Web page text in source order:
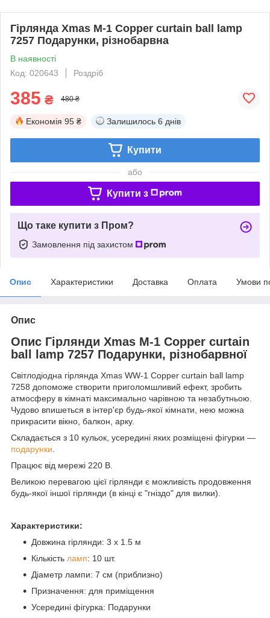
Гірлянда Xmas M-1 Copper curtain ball lamp
7257 Подарунки, різнобарвна
В наявності
Код: 020643
Роздріб
385 ₴ 480 ₴
Економія 95 ₴ Залишилось 6 днів
Купити
або
Купити з
Що таке купити з Пром?
Замовлення під захистом
Опис Характеристики Доставка Оплата Умови
Опис
Опис Гірлянди Xmas M-1 Copper curtain
ball lamp 7257 Подарунки, різнобарвної
Світлодіодна гірлянда Xmas WW-1 Copper curtain ball lamp
7258 допоможе створити приголомшливий ефект, зробить
атмосферу в кімнаті максимально чарівною та незабутньою.
Чудово впишеться в інтер'єр будь-якої кімнати, нею можна
прикрасити вікно, балкон, арку.
Складається з 10 кульок, усередині яких розміщені фігурки —
подарунки.
Працює від мережі 220 В.
Великою перевагою цієї гірлянди є можливість продовження
будь-якої іншої гірлянди (в кінці є "гніздо" для вилки).
Характеристики:
Довжина гірлянди: 3 х 1.5 м
Кількість ламп: 10 шт.
Діаметр лампи: 7 см (приблизно)
Призначення: для приміщення
Усередині фігурка: Подарунки